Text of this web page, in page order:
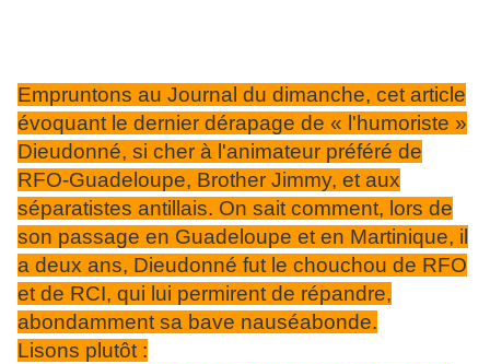
Empruntons au Journal du dimanche, cet article
évoquant le dernier dérapage de « l'humoriste »
Dieudonné, si cher à l'animateur préféré de
RFO-Guadeloupe, Brother Jimmy, et aux
séparatistes antillais. On sait comment, lors de
son passage en Guadeloupe et en Martinique, il
a deux ans, Dieudonné fut le chouchou de RFO
et de RCI, qui lui permirent de répandre,
abondamment sa bave nauséabonde.
Lisons plutôt :